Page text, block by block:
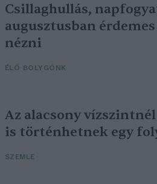
Csillaghullás,
augusztusban érdemes
nézni
ÉLŐ BOLYGÓNK
Az alacsony
is történhetnek egy
SZEMLE